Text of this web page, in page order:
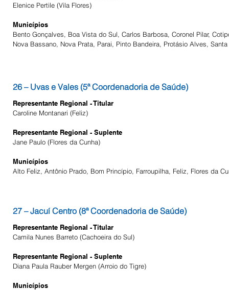
Elenice Pertile (Vila Flores)
Municípios
Bento Gonçalves, Boa Vista do Sul, Carlos Barbosa, Coronel Pilar,
Nova Bassano, Nova Prata, Parai, Pinto Bandeira, Protásio Alves,
26 – Uvas e Vales (5ª Coordenadoria de Saúde)
Representante Regional - Titular
Caroline Montanari (Feliz)
Representante Regional - Suplente
Jane Paulo (Flores da Cunha)
Municípios
Alto Feliz, Antônio Prado, Bom Princípio, Farroupilha, Feliz, Flores da
27 – Jacuí Centro (8ª Coordenadoria de Saúde)
Representante Regional - Titular
Camila Nunes Barreto (Cachoeira do Sul)
Representante Regional - Suplente
Diana Paula Rauber Mergen (Arroio do Tigre)
Municípios